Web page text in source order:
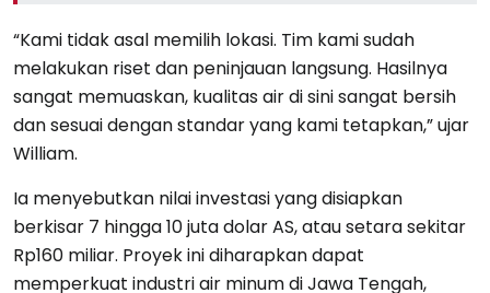
“Kami tidak asal memilih lokasi. Tim kami sudah
melakukan riset dan peninjauan langsung. Hasilnya
sangat memuaskan, kualitas air di sini sangat bersih
dan sesuai dengan standar yang kami tetapkan,” ujar
William.
Ia menyebutkan nilai investasi yang disiapkan
berkisar 7 hingga 10 juta dolar AS, atau setara sekitar
Rp160 miliar. Proyek ini diharapkan dapat
memperkuat industri air minum di Jawa Tengah,